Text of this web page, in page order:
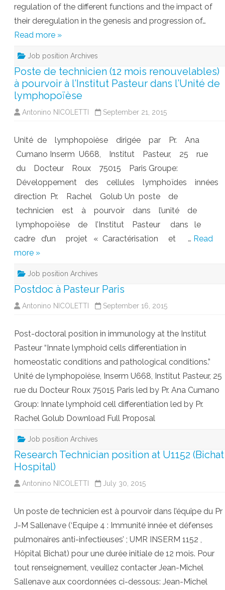
regulation of the different functions and the impact of
their deregulation in the genesis and progression of…
Read more »
Job position Archives
Poste de technicien (12 mois renouvelables)
à pourvoir à l’Institut Pasteur dans l’Unité de
lymphopoïèse
Antonino NICOLETTI September 21, 2015
Unité de lymphopoièse dirigée par Pr. Ana
Cumano Inserm U668, Institut Pasteur, 25 rue
du Docteur Roux 75015 Paris Groupe:
Développement des cellules lymphoïdes innées
direction Pr. Rachel Golub Un poste de
technicien est à pourvoir dans l’unité de
lymphopoïèse de l’Institut Pasteur dans le
cadre d’un projet « Caractérisation et … Read
more »
Job position Archives
Postdoc à Pasteur Paris
Antonino NICOLETTI September 16, 2015
Post-doctoral position in immunology at the Institut
Pasteur “Innate lymphoid cells differentiation in
homeostatic conditions and pathological conditions.”
Unité de lymphopoièse, Inserm U668, Institut Pasteur, 25
rue du Docteur Roux 75015 Paris led by Pr. Ana Cumano
Group: Innate lymphoid cell differentiation led by Pr.
Rachel Golub Download Full Proposal
Job position Archives
Research Technician position at U1152 (Bichat
Hospital)
Antonino NICOLETTI July 30, 2015
Un poste de technicien est à pourvoir dans l’équipe du Pr
J-M Sallenave (‘Equipe 4 : Immunité innée et défenses
pulmonaires anti-infectieuses’ ; UMR INSERM 1152 ,
Hôpital Bichat) pour une durée initiale de 12 mois. Pour
tout renseignement, veuillez contacter Jean-Michel
Sallenave aux coordonnées ci-dessous: Jean-Michel